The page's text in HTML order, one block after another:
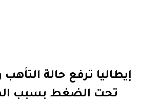
إيطاليا ترفع حالة التأهب
تحت الضغط بسبب